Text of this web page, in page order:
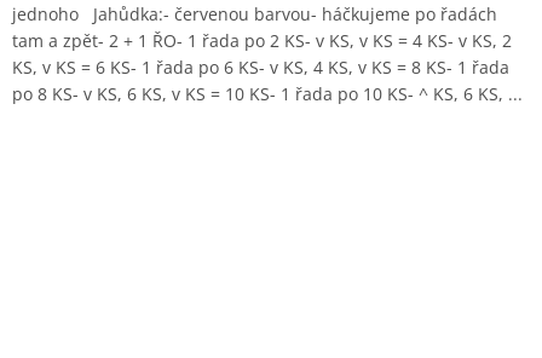
jednoho Jahůdka:- červenou barvou- háčkujeme po řadách
tam a zpět- 2 + 1 ŘO- 1 řada po 2 KS- v KS, v KS = 4 KS- v KS, 2
KS, v KS = 6 KS- 1 řada po 6 KS- v KS, 4 KS, v KS = 8 KS- 1 řada
po 8 KS- v KS, 6 KS, v KS = 10 KS- 1 řada po 10 KS- ^ KS, 6 KS, ...